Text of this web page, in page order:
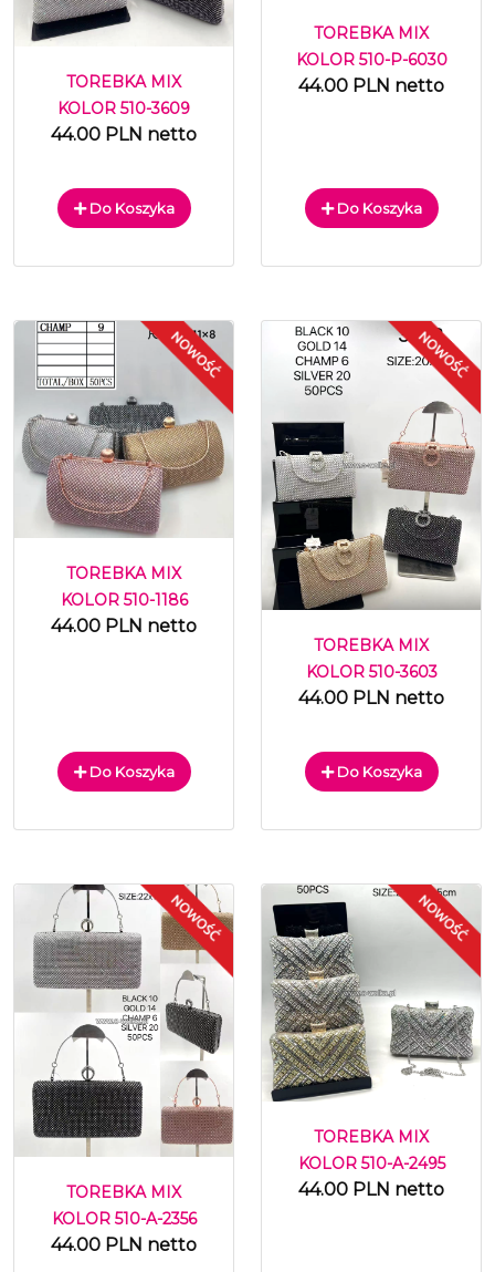
TOREBKA MIX
KOLOR 510-3609
44.00 PLN netto
Do Koszyka
TOREBKA MIX
KOLOR 510-P-6030
44.00 PLN netto
Do Koszyka
TOREBKA MIX
KOLOR 510-1186
44.00 PLN netto
Do Koszyka
TOREBKA MIX
KOLOR 510-3603
44.00 PLN netto
Do Koszyka
TOREBKA MIX
KOLOR 510-A-2356
44.00 PLN netto
TOREBKA MIX
KOLOR 510-A-2495
44.00 PLN netto